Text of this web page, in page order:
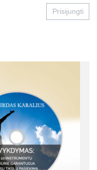
Prisijungti